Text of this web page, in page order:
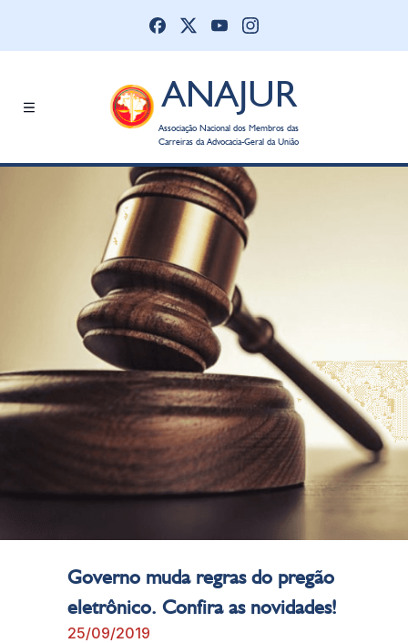
ANAJUR
Associação Nacional dos Membros das
Carreiras da Advocacia-Geral da União
Governo muda regras do pregão
eletrônico. Confira as novidades!
25/09/2019